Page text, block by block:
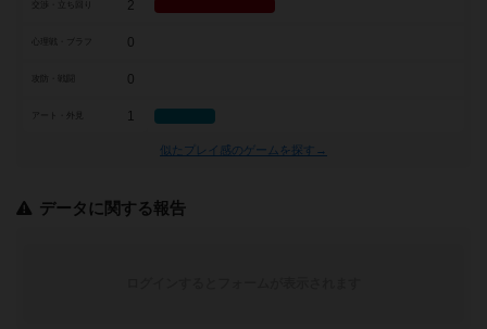
2
0
0
アート・外見 1
似たプレイ感のゲームを探す→
データに関する報告